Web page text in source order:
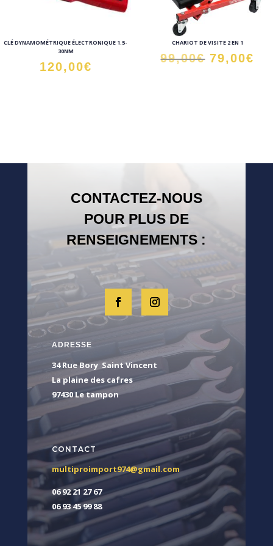
CLÉ DYNAMOMÉTRIQUE ÉLECTRONIQUE 1.5-
30NM
120,00€
CHARIOT DE VISITE 2 EN 1
99,00€ Le
79,00€
CONTACTEZ-NOUS
POUR PLUS DE
RENSEIGNEMENTS :
ADRESSE
34 Rue Bory Saint Vincent
La plaine des cafres
97430 Le tampon
CONTACT
multiproimport974@gmail.com
06 92 21 27 67
06 93 45 99 88